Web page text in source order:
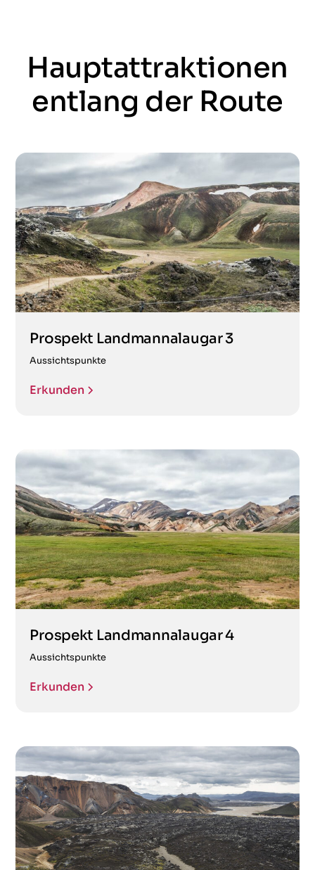
Hauptattraktionen
entlang der Route
Prospekt Landmannalaugar 3
Aussichtspunkte
Erkunden
Prospekt Landmannalaugar 4
Aussichtspunkte
Erkunden